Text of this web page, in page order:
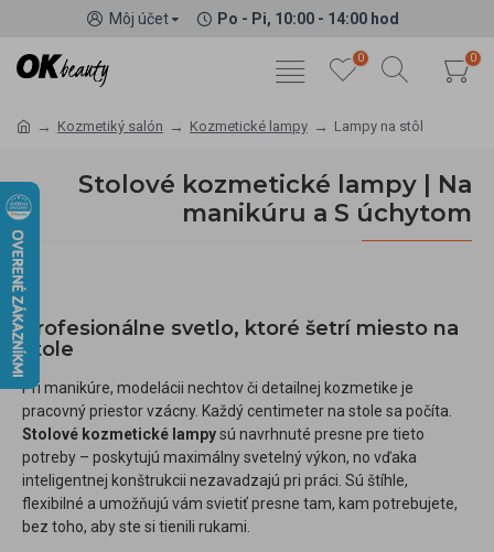
Môj účet Po - Pi, 10:00 - 14:00 hod
0 0
Kozmetiký salón Kozmetické lampy Lampy na stôl
Stolové kozmetické lampy | Na
manikúru a S úchytom
Profesionálne svetlo, ktoré šetrí miesto na
stole
Pri manikúre, modelácii nechtov či detailnej kozmetike je
pracovný priestor vzácny. Každý centimeter na stole sa počíta.
Stolové kozmetické lampysú navrhnuté presne pre tieto
potreby – poskytujú maximálny svetelný výkon, no vďaka
inteligentnej konštrukcii nezavadzajú pri práci. Sú štíhle,
flexibilné a umožňujú vám svietiť presne tam, kam potrebujete,
bez toho, aby ste si tienili rukami.